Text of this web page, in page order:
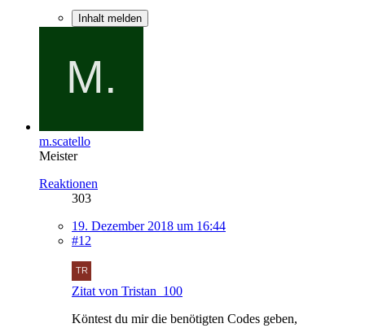
Inhalt melden
m.scatello
Meister
Reaktionen
303
19. Dezember 2018 um 16:44
#12
Zitat von Tristan_100
Köntest du mir die benötigten Codes geben,